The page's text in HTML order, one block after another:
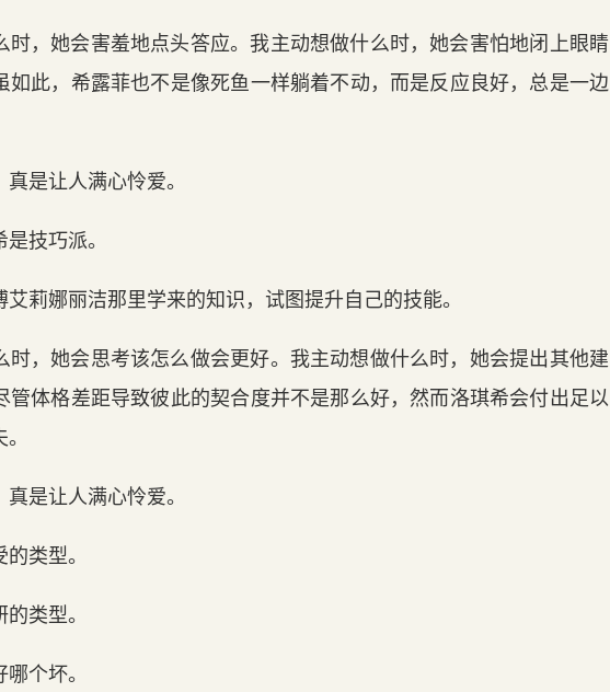
时，她会害羞地点头答应。我主动想做什么时，她会害怕地闭上眼睛
如此，希露菲也不是像死鱼一样躺着不动，而是反应良好，总是一边
是让人满心怜爱。
技巧派。
莉娜丽洁那里学来的知识，试图提升自己的技能。
时，她会思考该怎么做会更好。我主动想做什么时，她会提出其他建
管体格差距导致彼此的契合度并不是那么好，然而洛琪希会付出足以
是让人满心怜爱。
类型。
类型。
个坏。